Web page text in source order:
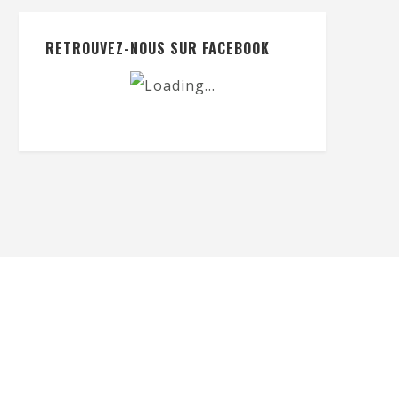
RETROUVEZ-NOUS SUR FACEBOOK